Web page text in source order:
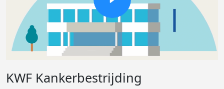
KWF Kankerbestrijding